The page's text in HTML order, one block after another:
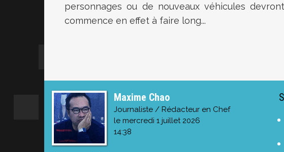
personnages ou de nouveaux véhicules
commence en effet à faire long...
Maxime Chao
Journaliste / Rédacteur en Chef
le mercredi 1 juillet 2026
14:38